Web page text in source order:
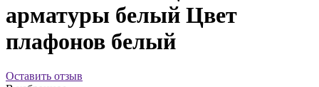
арматуры белый Цвет
плафонов белый
Оставить отзыв